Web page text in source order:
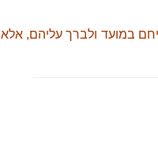
במועד ולברך עליהם, אלא